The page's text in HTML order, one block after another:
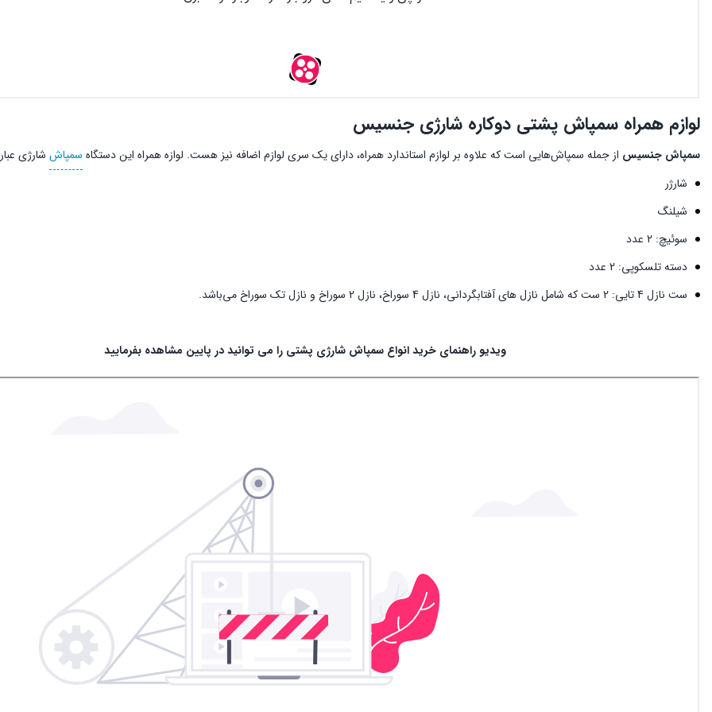
لوازم همراه سمپاش پشتی دوکاره شارژی جنسیس
سمپاش جنسیس از جمله سمپاش‌هایی است که علاوه بر لوازم استاندارد همراه، دارای یک سری لوازم اضافه نیز هست. لوازه همراه این دستگاه سمپاش شارژی
شارژر
شیلنگ
سوئیچ: 2 عدد
دسته تلسکوپی: 2 عدد
ست نازل 4 تایی: 2 ست که شامل نازل های آفتابگردانی، نازل 4 سوراخ،‌ نازل 2 سوراخ و نازل تک سوراخ می‌باشد.
ویدیو راهنمای خرید انواع سمپاش شارژی پشتی را می توانید در پایین مشاهده بفرمایید